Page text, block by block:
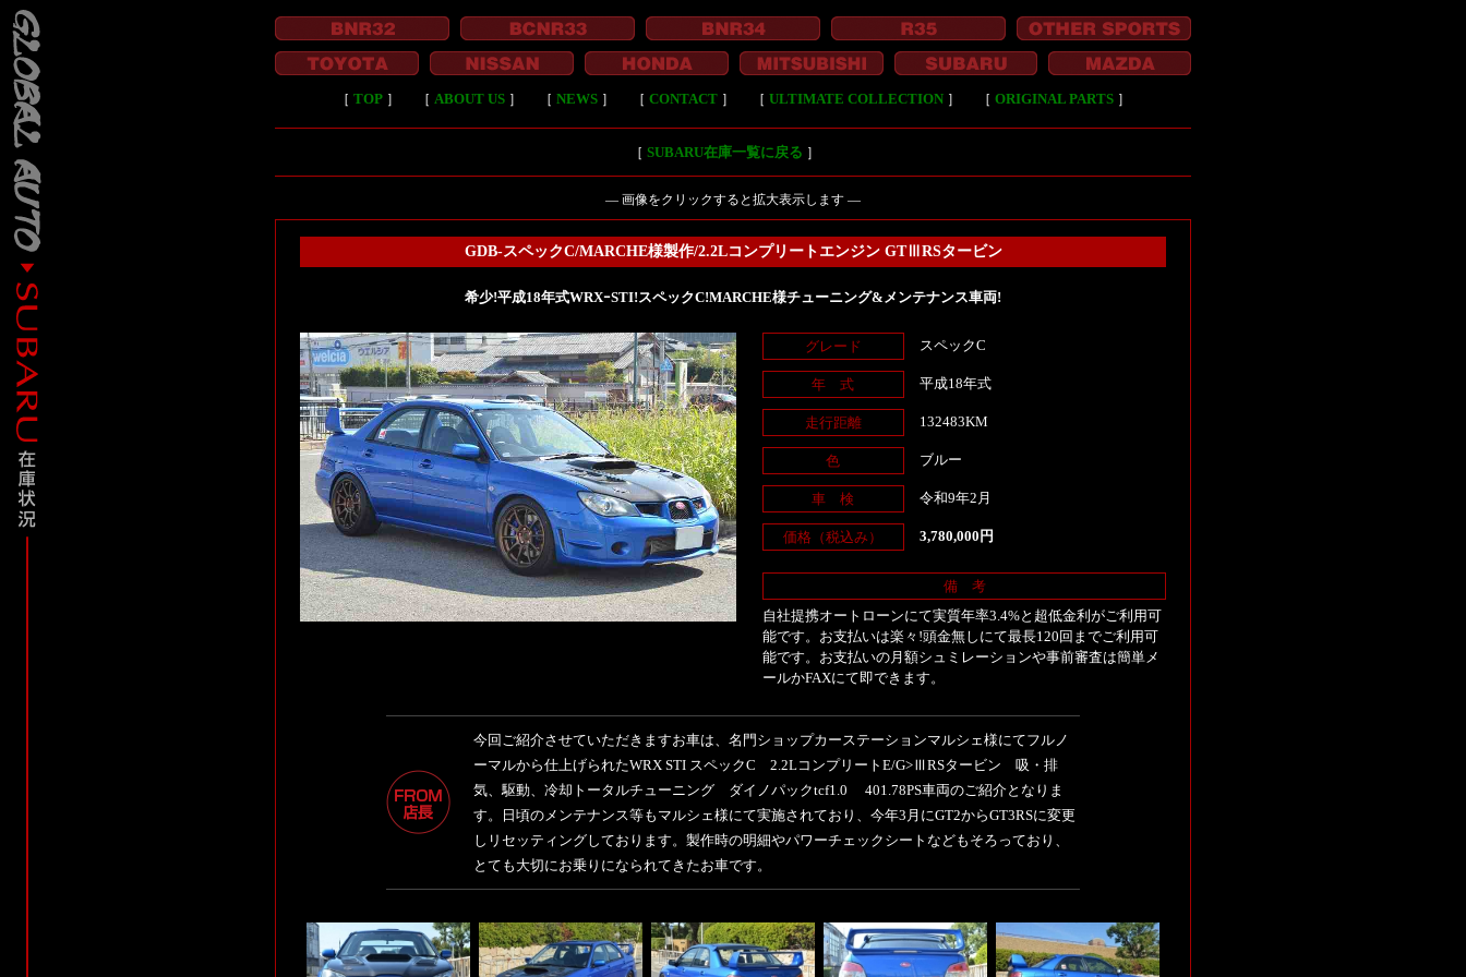
［ TOP］ ［ ABOUT US］ ［ NEWS］ ［ CONTACT］ ［ ULTIMATE COLLECTION］ ［ ORIGINAL PARTS］
［ SUBARU在庫一覧に戻る ］
― 画像をクリックすると拡大表示します ―
GDB-スペックC/MARCHE様製作/2.2Lコンプリートエンジン GTⅢRSタービン
希少!平成18年式WRXｰSTI!スペックC!MARCHE様チューニング&メンテナンス車両!
グレード スペックC
年 式 平成18年式
走行距離 132483KM
色 ブルー
車 検 令和9年2月
価格（税込み） 3,780,000円
備 考
自社提携オートローンにて実質年率3.4%と超低金利がご利用可
能です。お支払いは楽々!頭金無しにて最長120回までご利用可
能です。お支払いの月額シュミレーションや事前審査は簡単メ
ールかFAXにて即できます。
今回ご紹介させていただきますお車は、名門ショップカーステーションマルシェ様にてフルノ
ーマルから仕上げられたWRX STI スペックC 2.2LコンプリートE/G>ⅢRSタービン 吸・排
気、駆動、冷却トータルチューニング ダイノパックtcf1.0 401.78PS車両のご紹介となりま
す。日頃のメンテナンス等もマルシェ様にて実施されており、今年3月にGT2からGT3RSに変更
しリセッティングしております。製作時の明細やパワーチェックシートなどもそろっており、
とても大切にお乗りになられてきたお車です。